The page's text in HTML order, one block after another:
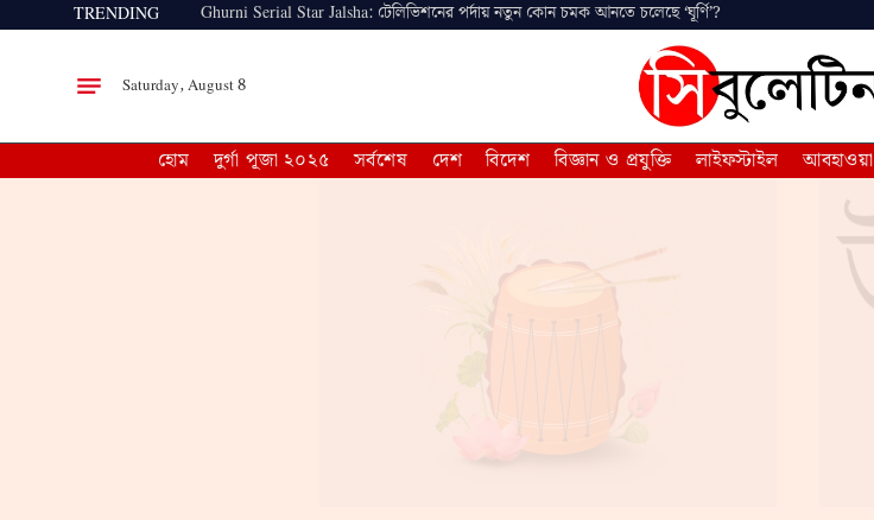
TRENDING Ghurni Serial Star Jalsha: টেলিভিশনের পর্দায় নতুন কোন চমক আনতে চলেছে ‘ঘূর্ণি’?
Saturday, August 8
হোম দুর্গা পূজা ২০২৫ সর্বশেষ দেশ বিদেশ বিজ্ঞান ও প্রযুক্তি লাইফস্টাইল আবহাওয়া